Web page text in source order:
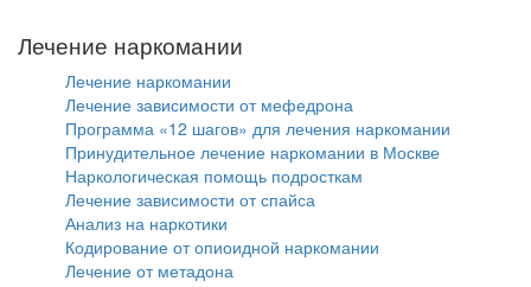
Лечение наркомании
Лечение наркомании
Лечение зависимости от мефедрона
Программа «12 шагов» для лечения наркомании
Принудительное лечение наркомании в Москве
Наркологическая помощь подросткам
Лечение зависимости от спайса
Анализ на наркотики
Кодирование от опиоидной наркомании
Лечение от метадона